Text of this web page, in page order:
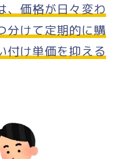
、価格が日々変わ
分けて定期的に購
付け単価を抑える